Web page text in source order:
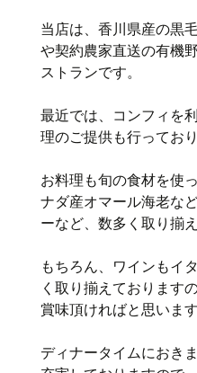
当店は、香川県産の黒
や契約農家直送の有機
ストランです。
最近では、コンフィを
理のご提供も行っており
お料理も旬の食材を使
ナダ産オマール海老な
ーなど、数多く取り揃
もちろん、ワインもイ
く取り揃えております
賞味頂ければと思います
ディナータイムにおき